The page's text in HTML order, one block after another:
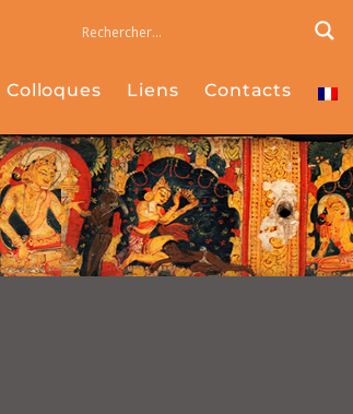
Colloques Liens Contacts